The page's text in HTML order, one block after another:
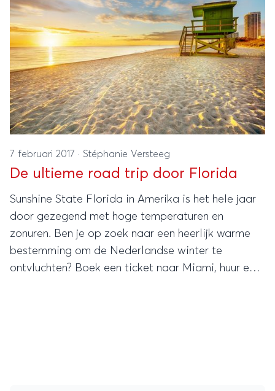
7 februari 2017 · Stéphanie Versteeg
De ultieme road trip door Florida
Sunshine State Florida in Amerika is het hele jaar
door gezegend met hoge temperaturen en
zonuren. Ben je op zoek naar een heerlijk warme
bestemming om de Nederlandse winter te
ontvluchten? Boek een ticket naar Miami, huur een